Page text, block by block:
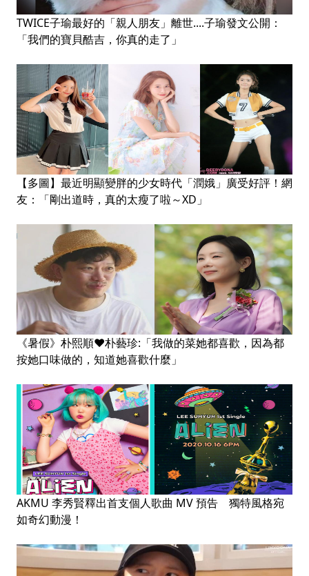
TWICE子瑜最好的「親人朋友」離世....子瑜發文公開：
「我們的寶貝酷吉，你真的走了」
【多圖】最近明顯變胖的少女時代「潤娥」廣受好評！網
友：「剛出道時，真的太瘦了啦～XD」
《暑假》朴熙順❤朴藝珍:「我做的菜她都喜歡，因為都
按她口味做的，知道她喜歡什麼」
AKMU 李秀賢釋出首支個人歌曲 MV 預告 獨特風格宛
如奇幻動漫！